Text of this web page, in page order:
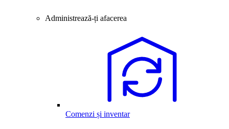
Administrează-ți afacerea
Comenzi și inventar